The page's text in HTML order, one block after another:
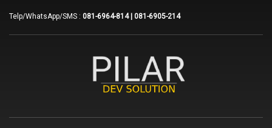
Telp/WhatsApp/SMS : 081-6964-814 | 081-6905-214